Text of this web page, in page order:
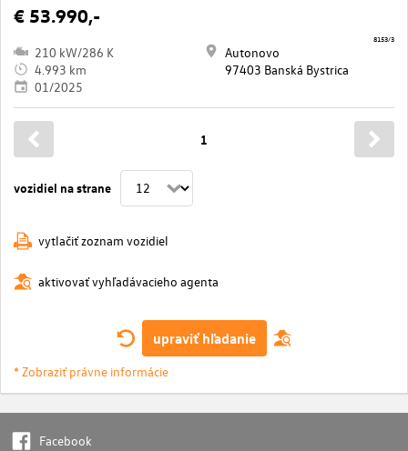
€ 53.990,-
210 kW/286 K
4.993 km
01/2025
Autonovo
97403 Banská Bystrica
8153/3
vozidiel na strane
1
vytlačiť zoznam vozidiel
aktivovať vyhľadávacieho agenta
upraviť hľadanie
* Zobraziť právne informácie
Facebook